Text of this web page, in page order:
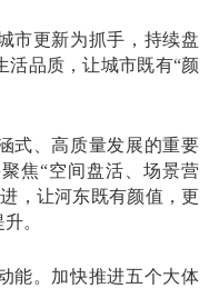
市更新为抓手，持续盘
活品质，让城市既有“颜
式、高质量发展的重要
焦“空间盘活、场景营
，让河东既有颜值，更
。
能。加快推进五个大体